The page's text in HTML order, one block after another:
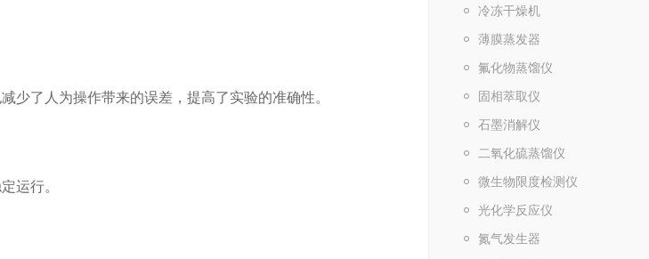
冷冻干燥机
薄膜蒸发器
氟化物蒸馏仪
固相萃取仪
石墨消解仪
二氧化硫蒸馏仪
微生物限度检测仪
光化学反应仪
氮气发生器
少了人为操作带来的误差，提高了实验的准确性。
运行。